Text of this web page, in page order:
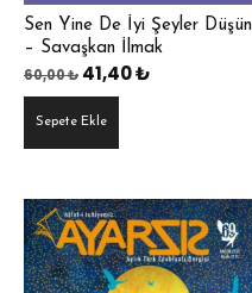
Sen Yine De İyi Şeyler Düşün
– Savaşkan İlmak
60,00₺ Orijinal
fiyat:
60,00 ₺.
41,40₺
Sepete Ekle